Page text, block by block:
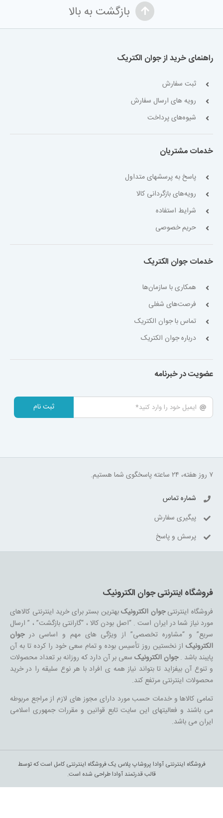
بازگشت به بالا
راهنمای خرید از جوان الکتریک
ثبت سفارش
رویه های ارسال سفارش
شیوه‌های پرداخت
خدمات مشتریان
پاسخ به پرسشهای متداول
رویه‌های بازگردانی کالا
شرایط استفاده
حریم خصوصی
خدمات جوان الکتریک
همکاری با سازمان‌ها
فرصت‌های شغلی
تماس با جوان الکتریک
درباره جوان الکتریک
عضویت در خبرنامه
ثبت نام
۷ روز هفته، ۲۴ ساعته پاسخگوی شما هستیم.
شماره تماس
پیگیری سفارش
پرسش و پاسخ
فروشگاه اینترنتی جوان الکترونیک
فروشگاه اینترنتیجوان الکترونیکبهترین بستر برای خرید اینترنتی کالاهای
مورد نیاز شما در ایران است . “اصل بودن کالا ، “گارانتی بازگشت” ، ” ارسال
سریع” و “مشاوره تخصصی” از ویژگی های مهم و اساسی درجوان
الکترونیکاز نخستین روز تأسیس بوده و تمام سعی خود را کرده تا به آن
پایبند باشد .جوان الکترونیکسعی بر آن دارد که روزانه بر تعداد محصولات
و تنوع آن بیفزاید تا بتواند نیاز همه ی افراد با هر نوع سلیقه را در خرید
محصولات اینترنتی مرتفع کند.
تمامی کالاها و خدمات حسب مورد دارای مجوز های لازم از مراجع مربوطه
می باشند و فعالیتهای این سایت تابع قوانین و مقررات جمهوری اسلامی
ایران می باشد.
فروشگاه اینترنتی آوادا پروشاپ پلاس یک فروشگاه اینترنتی کامل است که توسط
قالب قدرتمند آوادا طراحی شده است.